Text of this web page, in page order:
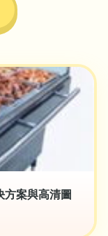
方案與高清圖